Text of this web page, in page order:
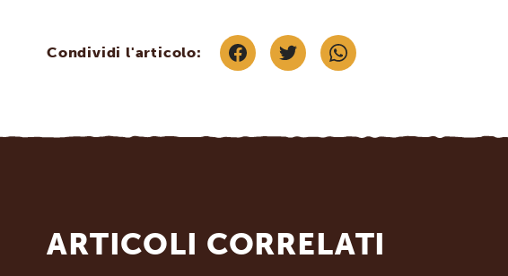
Condividi l'articolo:
ARTICOLI CORRELATI